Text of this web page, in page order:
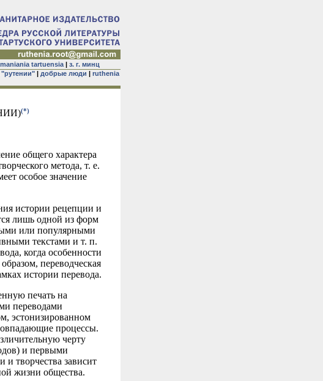
tartuensia| з. г. минц
| добрые люди | ruthenia
(*)
общего характера
метода, т. е.
особое значение
истории рецепции и
лишь одной из форм
или популярными
текстами и т. п.
когда особенности
переводческая
истории перевода.
печать на
переводами
эстонизированном
процессы.
черту
и первыми
творчества зависит
жизни общества.